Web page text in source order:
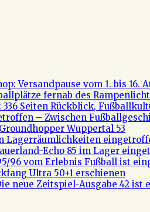
Versandpause vom 1. bis 16.
fernab des
336 Seiten Rückblick,
– Zwischen
Wuppertal 53
Lagerräumlichkeiten
Echo 85 im Lager
96 vom Erlebnis Fußball ist
Ultra 50+1 erschienen
neue Zeitspiel-Ausgabe 42 ist